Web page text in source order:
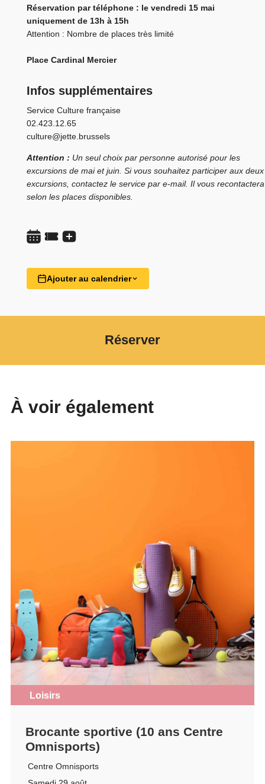
Réservation par téléphone : le vendredi 15 mai
uniquement de 13h à 15h
Attention : Nombre de places très limité
Place Cardinal Mercier
Infos supplémentaires
Service Culture française
02.423.12.65
culture@jette.brussels
Attention : Un seul choix par personne autorisé pour les
excursions de mai et juin. Si vous souhaitez participer aux deux
excursions, contactez le service par e-mail. Il vous recontactera
selon les places disponibles.
Ajouter au calendrier
Réserver
À voir également
Loisirs
Brocante sportive (10 ans Centre
Omnisports)
Centre Omnisports